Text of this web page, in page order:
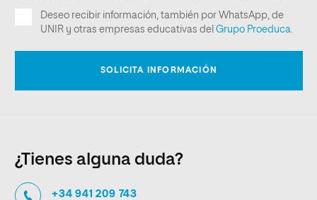
¿Tienes alguna duda?
+34 941 209 743